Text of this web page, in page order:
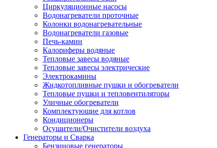
Циркуляционные насосы
Водонагреватели проточные
Колонки водонагревательные
Водонагреватели газовые
Печь-камин
Калориферы водяные
Тепловые завесы водяные
Тепловые завесы электрические
Электрокамины
Жидкотопливные пушки и обогреватели
Тепловые пушки и тепловентиляторы
Уличные обогреватели
Комплектующие для котлов
Кондиционеры
Осушители/Очистители воздуха
Генераторы и Сварка
Бензиновые генераторы